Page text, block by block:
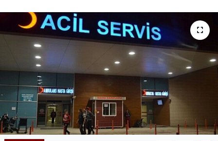
Kadın & Aile
Kültür & Sanat
Sağlık
Siyaset
Teknoloji